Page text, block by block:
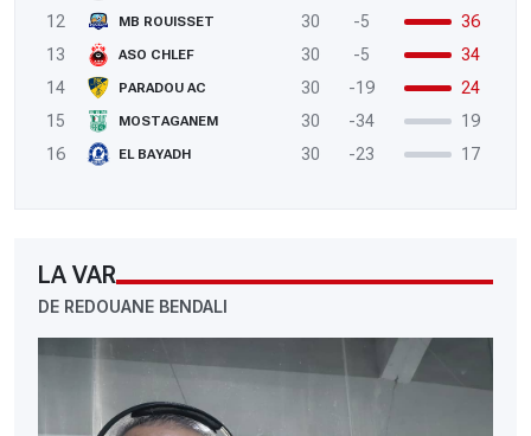
12
MB ROUISSET 30 -5
36
13
ASO CHLEF 30 -5
34
14
PARADOU AC 30 -19
24
15
MOSTAGANEM 30 -34
19
16
EL BAYADH 30 -23 17
LA VAR
DE REDOUANE BENDALI